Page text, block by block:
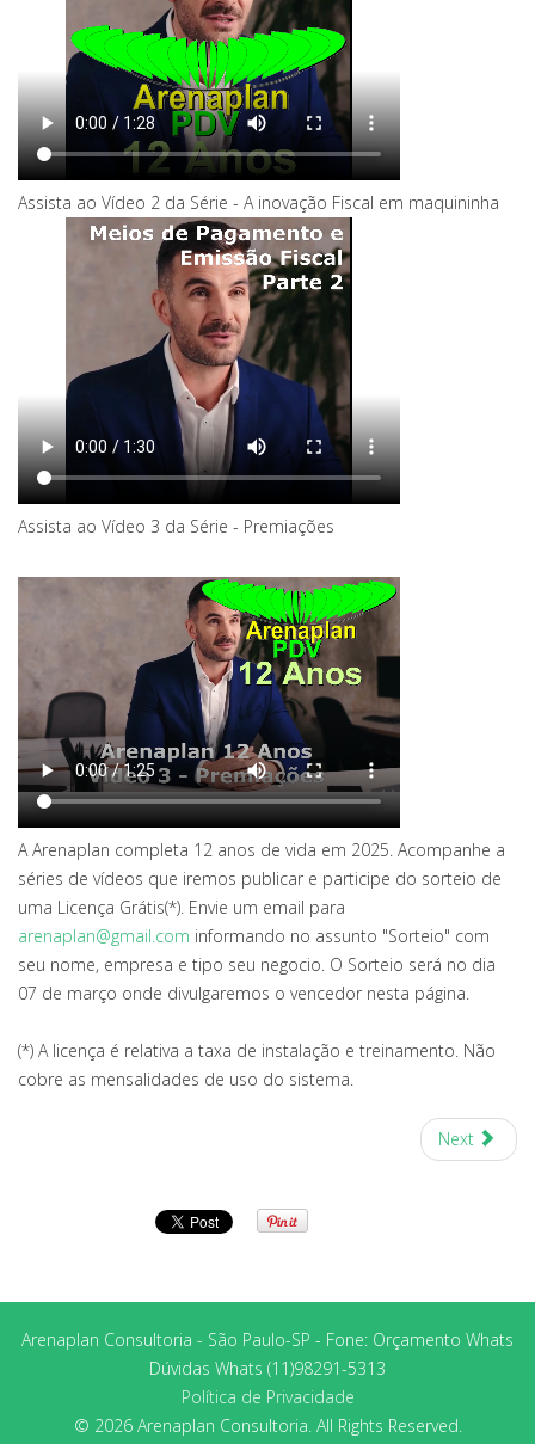
Assista ao Vídeo 2 da Série - A inovação Fiscal em maquininha
Assista ao Vídeo 3 da Série - Premiações
A Arenaplan completa 12 anos de vida em 2025. Acompanhe a
séries de vídeos que iremos publicar e participe do sorteio de
uma Licença Grátis(*). Envie um email para
arenaplan@gmail.com informando no assunto "Sorteio" com
seu nome, empresa e tipo seu negocio. O Sorteio será no dia
07 de março onde divulgaremos o vencedor nesta página.
(*) A licença é relativa a taxa de instalação e treinamento. Não
cobre as mensalidades de uso do sistema.
Next
Arenaplan Consultoria - São Paulo-SP - Fone: Orçamento Whats
Dúvidas Whats (11)98291-5313
Política de Privacidade
© 2026 Arenaplan Consultoria. All Rights Reserved.